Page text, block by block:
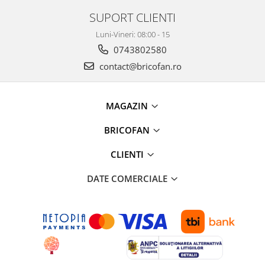
Aragaze, plite, piese butelii de
Accesorii aragaze & butelii
Gratare
Lampi solare
Lumina de crestere pentru plante
SUPORT CLIENTI
Luni-Vineri: 08:00 - 15
0743802580
contact@bricofan.ro
MAGAZIN
BRICOFAN
CLIENTI
DATE COMERCIALE